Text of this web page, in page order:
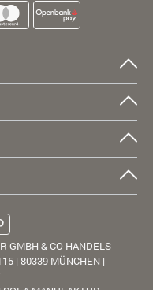
GMBH & CO HANDELS
| 80339 MÜNCHEN |